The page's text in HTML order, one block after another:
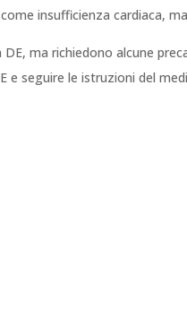
insufficienza cardiaca,
ma richiedono alcune
seguire le istruzioni del